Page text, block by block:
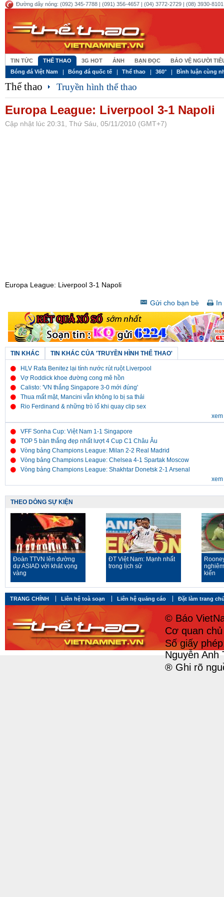
Đường dây nóng: (092) 345-7788 | (091) 356-4657 | (04) 3772-2729 | (08) 3930-
TIN TỨC THỂ THAO 3G HOT ẢNH BẠN ĐỌC
BẢO VỆ NGƯỜI
Bóng đá Việt Nam
Bóng đá quốc tế Thể thao 360° Bình luận cùng
Thể thao Truyền hình thể thao
Europa League: Liverpool 3-1 Napoli
Cập nhật lúc 20:31, Thứ Sáu, 05/11/2010 (GMT+7)
Europa League: Liverpool 3-1 Napoli
Gửi cho bạn bè In
TIN KHÁC TIN KHÁC CỦA 'TRUYỀN HÌNH THỂ THAO'
HLV Rafa Benitez lại tính nước rút ruột Liverpool
Vợ Roddick khoe đường cong mê hồn
Calisto: 'VN thắng Singapore 3-0 mới đúng'
Thua mất mặt, Mancini vẫn không lo bị sa thải
Rio Ferdinand & những trò lố khi quay clip sex
VFF Sonha Cup: Việt Nam 1-1 Singapore
TOP 5 bàn thắng đẹp nhất lượt 4 Cup C1 Châu Âu
Vòng bảng Champions League: Milan 2-2 Real Madrid
Vòng bảng Champions League: Chelsea 4-1 Spartak Moscow
Vòng bảng Champions League: Shakhtar Donetsk 2-1 Arsenal
THEO DÒNG SỰ KIỆN
Đoàn TTVN lên đường
dự ASIAD với khát vọng
vàng
ĐT Việt Nam: Mạnh nhất
trong lịch sử
kiến
TRANG CHÍNH Liên hệ toà soạn Liên hệ quảng cáo Đặt làm trang
© Báo
Cơ quan
Số giấy
Nguyễn Anh
® Ghi rõ